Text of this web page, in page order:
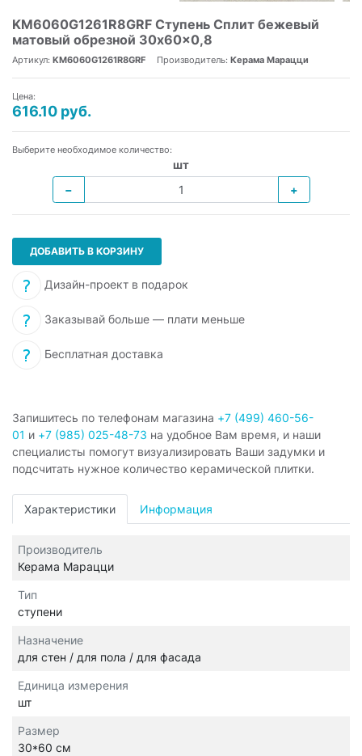
KM6060G1261R8GRF Ступень Сплит бежевый
матовый обрезной 30x60x0,8
Артикул: KM6060G1261R8GRF Производитель: Керама Марацци
Цена:
616.10 руб.
Выберите необходимое количество:
шт
−
+
ДОБАВИТЬ В КОРЗИНУ
Дизайн-проект в подарок
Заказывай больше — плати меньше
Бесплатная доставка
Запишитесь по телефонам магазина +7 (499) 460-56-
01 и +7 (985) 025-48-73 на удобное Вам время, и наши
специалисты помогут визуализировать Ваши задумки и
подсчитать нужное количество керамической плитки.
Характеристики Информация
Производитель
Керама Марацци
Тип
ступени
Назначение
для стен / для пола / для фасада
Единица измерения
шт
Размер
30*60 см